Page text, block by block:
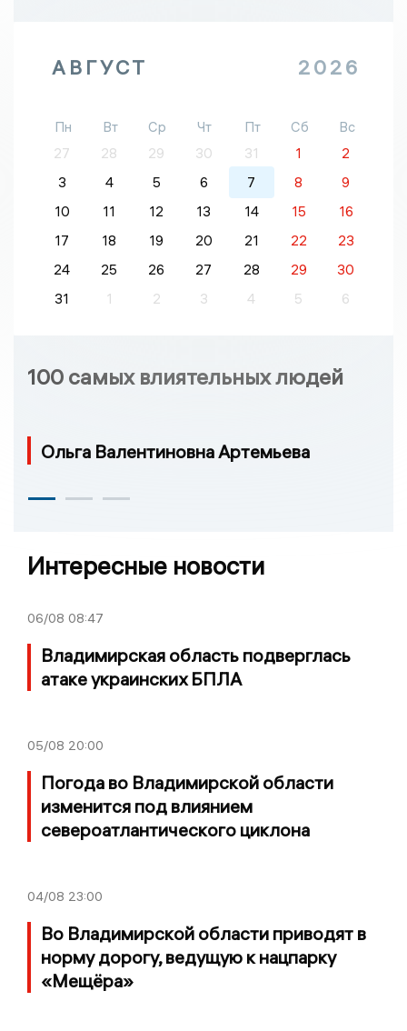
АВГУСТ 2026
Пн Вт Ср Чт Пт Сб
Вс
27
28 29 30 31 1
2
3
4 5 6 7 8
9
10
11 12 13 14 15
16
17
18 19 20 21 22
23
24
25 26 27 28 29
30
31
1 2 3 4 5 6
100 самых влиятельных людей
Ольга Валентиновна Артемьева
Интересные новости
06/08 08:47
Владимирская область подверглась
атаке украинских БПЛА
05/08 20:00
Погода во Владимирской области
изменится под влиянием
североатлантического циклона
04/08 23:00
Во Владимирской области приводят в
норму дорогу, ведущую к нацпарку
«Мещёра»